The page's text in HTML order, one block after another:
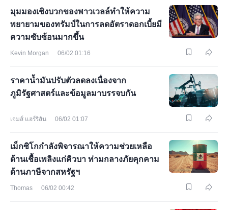
มุมมองเชิงบวกของพาวเวลล์ทำให้ความ
พยายามของทรัมป์ในการลดอัตราดอกเบี้ยมี
ความซับซ้อนมากขึ้น
Kevin Morgan 06/02 01:16
ราคาน้ำมันปรับตัวลดลงเนื่องจาก
ภูมิรัฐศาสตร์และข้อมูลมาบรรจบกัน
เจมส์ แฮร์ริสัน 06/02 01:07
เม็กซิโกกำลังพิจารณาให้ความช่วยเหลือ
ด้านเชื้อเพลิงแก่คิวบา ท่ามกลางภัยคุกคาม
ด้านภาษีจากสหรัฐฯ
Thomas 06/02 00:42